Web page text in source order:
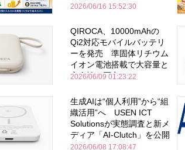
2026/06/16 15:52:30
QIROCA、10000mAhの
Qi2対応モバイルバッテリ
ーを発売 準固体リチウム
イオン電池搭載で大容量と
安全性を両立
2026/06/09 01:23:22
生成AIは“個人利用”から“組
織活用”へ USEN ICT
Solutionsが実態調査と新メ
ディア「AI-Clutch」を公開
2026/06/08 17:08:47